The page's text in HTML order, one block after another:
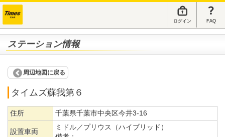
ログイン FAQ
ステーション情報
周辺地図に戻る
タイムズ蘇我第６
住所 千葉県千葉市中央区今井3-16
設置車両
ミドル／プリウス（ハイブリッド）